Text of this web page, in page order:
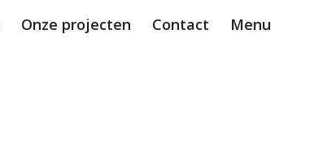
Onze projecten Contact Menu